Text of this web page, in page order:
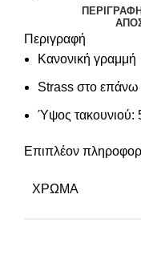
Περιγραφή
Κανονική γραμμή
Strass στο επάνω
Ύψος τακουνιού:
Επιπλέον
ΧΡΏΜΑ